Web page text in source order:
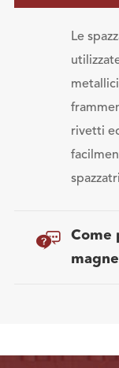
Le
rivetti

Come